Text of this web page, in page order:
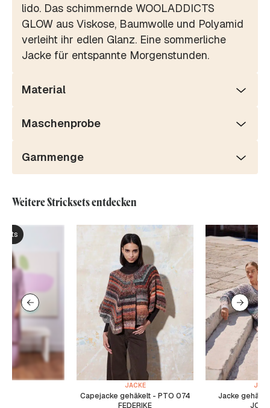
lido. Das schimmernde WOOLADDICTS
GLOW aus Viskose, Baumwolle und Polyamid
verleiht ihr edlen Glanz. Eine sommerliche
Jacke für entspannte Morgenstunden.
Material
Maschenprobe
Garnmenge
Weitere Stricksets entdecken
JACKE
Capejacke gehäkelt - PTO 074
FEDERIKE
Jacke